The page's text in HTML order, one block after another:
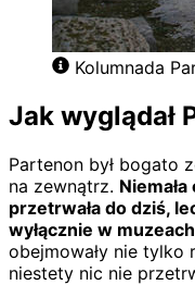
Kolumnada
Jak wyglądał
Partenon był bogato
na zewnątrz.
przetrwała do dziś,
wyłącznie w muzeach
obejmowały nie tylko
niestety nic nie